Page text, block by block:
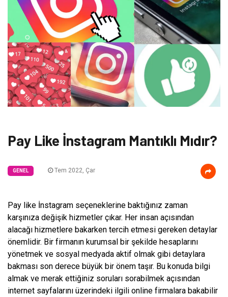
Pay Like İnstagram Mantıklı Mıdır?
GENEL Tem 2022, Çar
Pay like İnstagram seçeneklerine baktığınız zaman
karşınıza değişik hizmetler çıkar. Her insan açısından
alacağı hizmetlere bakarken tercih etmesi gereken detaylar
önemlidir. Bir firmanın kurumsal bir şekilde hesaplarını
yönetmek ve sosyal medyada aktif olmak gibi detaylara
bakması son derece büyük bir önem taşır. Bu konuda bilgi
almak ve merak ettiğiniz soruları sorabilmek açısından
internet sayfalarını üzerindeki ilgili online firmalara bakabilir